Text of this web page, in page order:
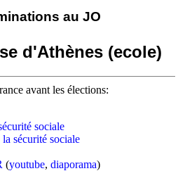
au JO
d'Athènes (ecole)
avant les élections:
sociale
sécurité sociale
(youtube, diaporama)